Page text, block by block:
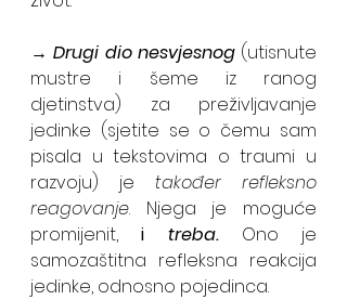
→ Drugi dio nesvjesnog (utisnute
mustre i šeme iz ranog
djetinstva) za preživljavanje
jedinke (sjetite se o čemu sam
pisala u tekstovima o traumi u
razvoju) je također refleksno
reagovanje. Njega je moguće
promijenit, i treba. Ono je
samozaštitna refleksna reakcija
jedinke, odnosno pojedinca.